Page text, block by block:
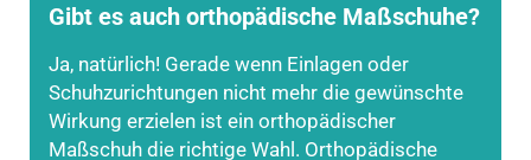
Gibt es auch orthopädische Maßschuhe?
Ja, natürlich! Gerade wenn Einlagen oder
Schuhzurichtungen nicht mehr die gewünschte
Wirkung erzielen ist ein orthopädischer
Maßschuh die richtige Wahl. Orthopädische